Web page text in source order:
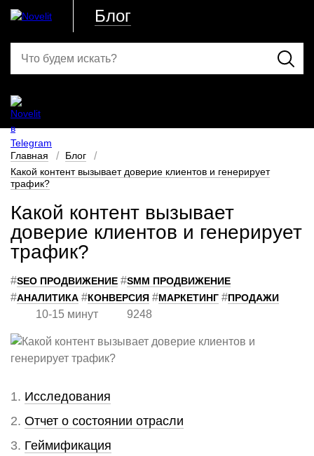
Блог
Главная
Блог
Какой контент вызывает доверие клиентов и генерирует
трафик?
Какой контент вызывает
доверие клиентов и генерирует
трафик?
#SEO ПРОДВИЖЕНИЕ #SMM ПРОДВИЖЕНИЕ
#АНАЛИТИКА #КОНВЕРСИЯ #МАРКЕТИНГ #ПРОДАЖИ
10-15 минут 9248
Исследования
Отчет о состоянии отрасли
Геймификация